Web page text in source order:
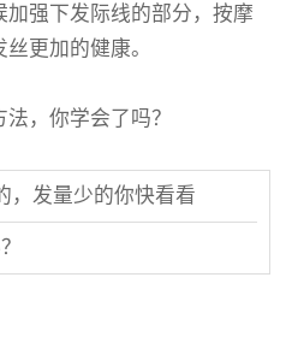
加强下发际线的部分，按摩
更加的健康。
，你学会了吗？
，发量少的你快看看